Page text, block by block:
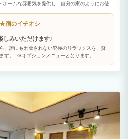
ームな雰囲気を提供し、自分の家のようにお使い
で年中BBQが出来ちゃいます！ 道中にはたくさん
★宿のイチオシ
しみいただけます♪
、誰にも邪魔されない究極のリラックスを、贅
す。 ※オプションメニューとなります。